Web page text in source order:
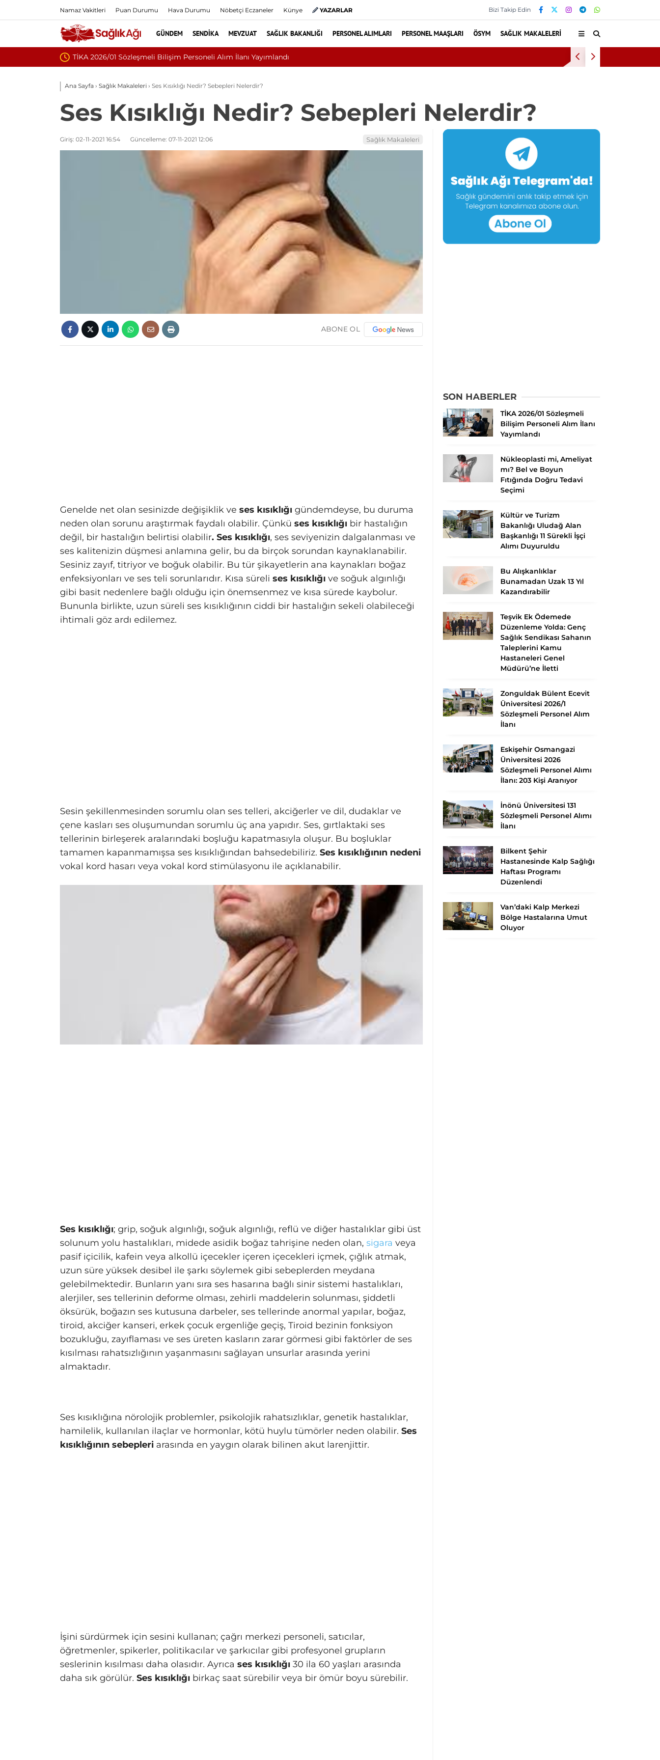
Namaz Vakitleri Puan Durumu Hava Durumu Nöbetçi Eczaneler Künye YAZARLAR Bizi Takip Edin
GÜNDEM SENDIKA MEVZUAT SAĞLIK BAKANLIĞI PERSONEL ALIMLARI PERSONEL MAAŞLARI ÖSYM SAĞLIK MAKALELERI
Nükleoplasti mi, Ameliyat mı? Bel ve Boyun Fıtığında Doğru Tedavi Seçimi
Ana Sayfa › Sağlık Makaleleri › Ses Kısıklığı Nedir? Sebepleri Nelerdir?
Ses Kısıklığı Nedir? Sebepleri Nelerdir?
Giriş: 02-11-2021 16:54 Güncelleme: 07-11-2021 12:06 Sağlık Makaleleri
ABONE OL
Genelde net olan sesinizde değişiklik ve ses kısıklığı gündemdeyse, bu duruma
neden olan sorunu araştırmak faydalı olabilir. Çünkü ses kısıklığı bir hastalığın
değil, bir hastalığın belirtisi olabilir. Ses kısıklığı, ses seviyenizin dalgalanması ve
ses kalitenizin düşmesi anlamına gelir, bu da birçok sorundan kaynaklanabilir.
Sesiniz zayıf, titriyor ve boğuk olabilir. Bu tür şikayetlerin ana kaynakları boğaz
enfeksiyonları ve ses teli sorunlarıdır. Kısa süreli ses kısıklığı ve soğuk algınlığı
gibi basit nedenlere bağlı olduğu için önemsenmez ve kısa sürede kaybolur.
Bununla birlikte, uzun süreli ses kısıklığının ciddi bir hastalığın sekeli olabileceği
ihtimali göz ardı edilemez.
Sesin şekillenmesinden sorumlu olan ses telleri, akciğerler ve dil, dudaklar ve
çene kasları ses oluşumundan sorumlu üç ana yapıdır. Ses, gırtlaktaki ses
tellerinin birleşerek aralarındaki boşluğu kapatmasıyla oluşur. Bu boşluklar
tamamen kapanmamışsa ses kısıklığından bahsedebiliriz. Ses kısıklığının nedeni
vokal kord hasarı veya vokal kord stimülasyonu ile açıklanabilir.
Ses kısıklığı; grip, soğuk algınlığı, soğuk algınlığı, reflü ve diğer hastalıklar gibi üst
solunum yolu hastalıkları, midede asidik boğaz tahrişine neden olan, sigara veya
pasif içicilik, kafein veya alkollü içecekler içeren içecekleri içmek, çığlık atmak,
uzun süre yüksek desibel ile şarkı söylemek gibi sebeplerden meydana
gelebilmektedir. Bunların yanı sıra ses hasarına bağlı sinir sistemi hastalıkları,
alerjiler, ses tellerinin deforme olması, zehirli maddelerin solunması, şiddetli
öksürük, boğazın ses kutusuna darbeler, ses tellerinde anormal yapılar, boğaz,
tiroid, akciğer kanseri, erkek çocuk ergenliğe geçiş, Tiroid bezinin fonksiyon
bozukluğu, zayıflaması ve ses üreten kasların zarar görmesi gibi faktörler de ses
kısılması rahatsızlığının yaşanmasını sağlayan unsurlar arasında yerini
almaktadır.
Ses kısıklığına nörolojik problemler, psikolojik rahatsızlıklar, genetik hastalıklar,
hamilelik, kullanılan ilaçlar ve hormonlar, kötü huylu tümörler neden olabilir. Ses
kısıklığının sebepleri arasında en yaygın olarak bilinen akut larenjittir.
İşini sürdürmek için sesini kullanan; çağrı merkezi personeli, satıcılar,
öğretmenler, spikerler, politikacılar ve şarkıcılar gibi profesyonel grupların
seslerinin kısılması daha olasıdır. Ayrıca ses kısıklığı 30 ila 60 yaşları arasında
daha sık görülür. Ses kısıklığı birkaç saat sürebilir veya bir ömür boyu sürebilir.
SON HABERLER
TİKA 2026/01 Sözleşmeli
Bilişim Personeli Alım İlanı
Yayımlandı
Nükleoplasti mi, Ameliyat
mı? Bel ve Boyun
Fıtığında Doğru Tedavi
Seçimi
Kültür ve Turizm
Bakanlığı Uludağ Alan
Başkanlığı 11 Sürekli İşçi
Alımı Duyuruldu
Bu Alışkanlıklar
Bunamadan Uzak 13 Yıl
Kazandırabilir
Teşvik Ek Ödemede
Düzenleme Yolda: Genç
Sağlık Sendikası Sahanın
Taleplerini Kamu
Hastaneleri Genel
Müdürü’ne İletti
Zonguldak Bülent Ecevit
Üniversitesi 2026/1
Sözleşmeli Personel Alım
İlanı
Eskişehir Osmangazi
Üniversitesi 2026
Sözleşmeli Personel Alımı
İlanı: 203 Kişi Aranıyor
İnönü Üniversitesi 131
Sözleşmeli Personel Alımı
İlanı
Bilkent Şehir
Hastanesinde Kalp Sağlığı
Haftası Programı
Düzenlendi
Van’daki Kalp Merkezi
Bölge Hastalarına Umut
Oluyor